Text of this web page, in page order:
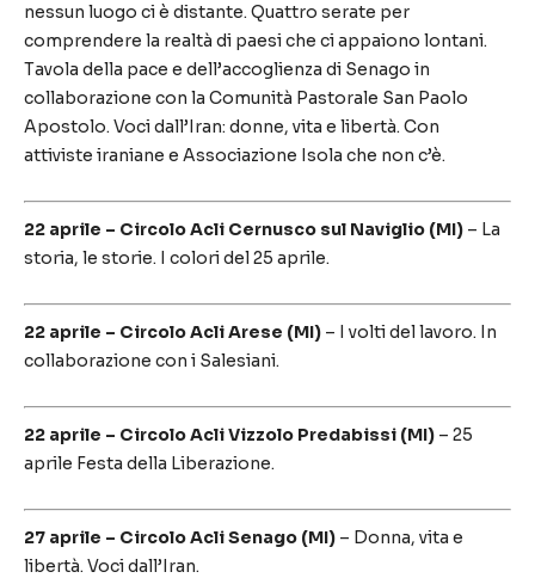
nessun luogo ci è distante. Quattro serate per
comprendere la realtà di paesi che ci appaiono lontani.
Tavola della pace e dell’accoglienza di Senago in
collaborazione con la Comunità Pastorale San Paolo
Apostolo. Voci dall’Iran: donne, vita e libertà. Con
attiviste iraniane e Associazione Isola che non c’è.
22 aprile – Circolo Acli Cernusco sul Naviglio (MI) – La
storia, le storie. I colori del 25 aprile.
22 aprile – Circolo Acli Arese (MI) – I volti del lavoro. In
collaborazione con i Salesiani.
22 aprile – Circolo Acli Vizzolo Predabissi (MI) – 25
aprile Festa della Liberazione.
27 aprile – Circolo Acli Senago (MI) – Donna, vita e
libertà. Voci dall’Iran.